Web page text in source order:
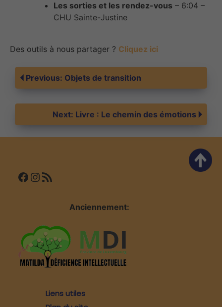
Les sorties et les rendez-vous – 6:04 –
CHU Sainte-Justine
Des outils à nous partager ? Cliquez ici
Navigation
de
l’article
Previous: Objets de transition
Next: Livre : Le chemin des émotions
Facebook InstagramFlux RSS
Anciennement:
Liens utiles